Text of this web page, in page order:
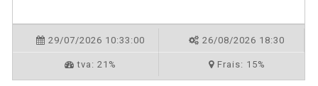
29/07/2026 10:33:00 26/08/2026 18:30
tva: 21% Frais: 15%